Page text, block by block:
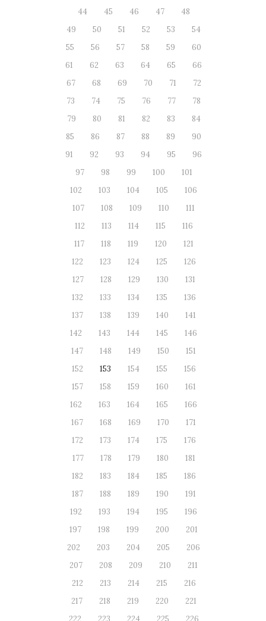
44
45 46 47
48
49
50 51 52 53
54
55
56 57 58 59
60
61
62 63 64 65
66
67
68 69 70 71
72
73
74 75 76 77
78
79
80 81 82 83
84
85
86 87 88 89
90
91
92 93 94 95
96
97
98 99 100
101
102
103 104 105
106
107
108 109 110
111
112
113 114 115
116
117
118 119 120
121
122
123 124 125
126
127
128 129 130
131
132
133 134 135
136
137
138 139 140
141
142
143 144 145
146
147
148 149 150
151
152
153 154 155
156
157
158 159 160
161
162
163 164 165
166
167
168 169 170
171
172
173 174 175
176
177
178 179 180
181
182
183 184 185
186
187
188 189 190
191
192
193 194 195
196
197
198 199 200
201
202
203 204 205
206
207
208 209 210
211
212
213 214 215
216
217
218 219 220
221